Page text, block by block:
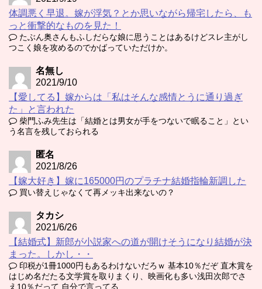
体調悪く早退。嫁が浮気？とか思いながら帰宅したら、も
っと衝撃的なものを見た！
たぶん奥さんもふしだらな娘に思うことはあるけどスレ主がし
つこく娘を攻めるのでかばっていただけか。
名無し
2021/9/10
【愛してる】嫁からは「私はそんな感情とうに通り過ぎ
た」と言われた
柴門ふみ先生は「結婚とは男女が手をつないで眠ること」とい
う名言を残しておられる
匿名
2021/8/26
【嫁大好き】嫁に165000円のプラチナ結婚指輪新調した
買い替えじゃなくて再メッキ出来ないの？
タカシ
2021/6/26
【結婚式】新郎が小説家への道が開けそうになり結婚が決
まった。しかし・・
印税が1冊1000円もあるわけないだろｗ 基本10％だぞ 直木賞を
はじめ名だたる文学賞を取りまくり、映画化も多い浅田次郎でさ
え10％だって 自分で言ってる